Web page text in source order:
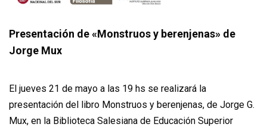
Presentación de «Monstruos y berenjenas» de
Jorge Mux
El jueves 21 de mayo a las 19 hs se realizará la
presentación del libro Monstruos y berenjenas, de Jorge G.
Mux, en la Biblioteca Salesiana de Educación Superior